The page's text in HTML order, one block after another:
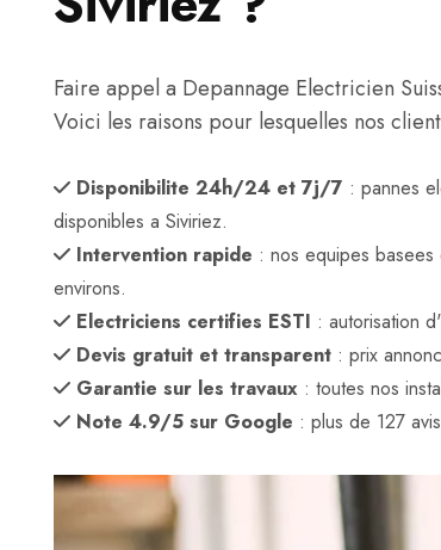
Faire appel a Depannage Electricien
Voici les raisons pour lesquelles nos
Disponibilite 24h/24 et 7j/7 : pannes
disponibles a Siviriez.
Intervention rapide : nos equipes
environs.
Electriciens certifies ESTI : autorisation
Devis gratuit et transparent : prix
Garantie sur les travaux : toutes nos
Note 4.9/5 sur Google : plus de 127